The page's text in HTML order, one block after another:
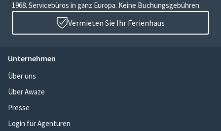
1968. Servicebüros in ganz Europa. Keine Buchungsgebühren.
Vermieten Sie Ihr Ferienhaus
Unternehmen
Über uns
Über Awaze
Presse
Login für Agenturen